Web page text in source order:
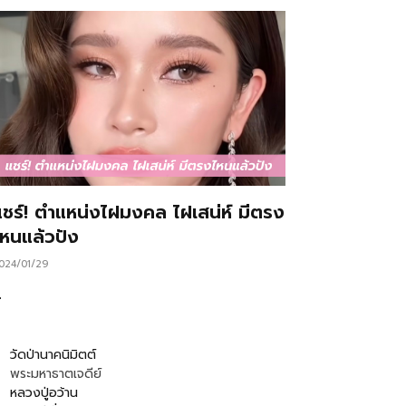
ร์! ตำแหน่งไฝมงคล ไฝเสน่ห์ มีตรง
นแล้วปัง
01/29
วัดป่านาคนิมิตต์
พระมหาธาตเจดีย์
หลวงปู่อว้าน